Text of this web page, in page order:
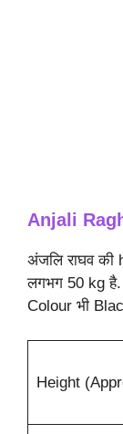
Anjali
अंजलि राघव
लगभग 50 kg
Colour भी
Height